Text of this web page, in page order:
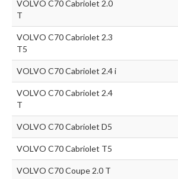
VOLVO C70 Cabriolet 2.0
T
VOLVO C70 Cabriolet 2.3
T5
VOLVO C70 Cabriolet 2.4 i
VOLVO C70 Cabriolet 2.4
T
VOLVO C70 Cabriolet D5
VOLVO C70 Cabriolet T5
VOLVO C70 Coupe 2.0 T